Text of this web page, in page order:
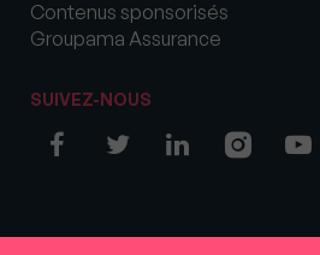
Contenus sponsorisés
Groupama Assurance
SUIVEZ-NOUS